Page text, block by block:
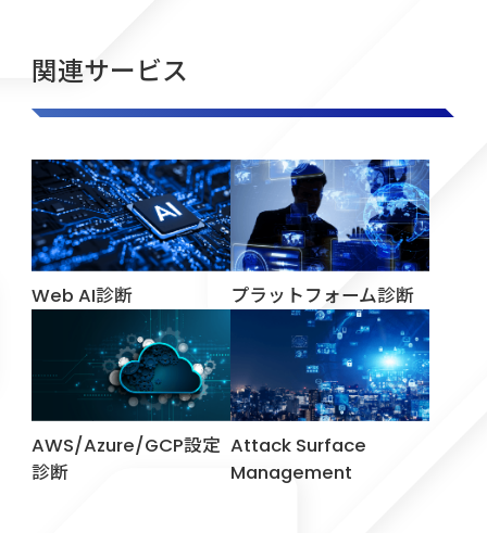
関連サービス
Web AI診断 プラットフォーム診断
AWS/Azure/GCP設定
診断
Attack Surface
Management